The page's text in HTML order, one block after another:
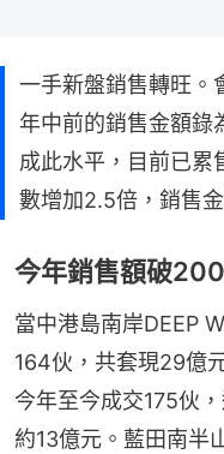
一手新盤銷售轉旺。
年中前的銷售金額錄
成此水平，目前已累
數增加2.5倍，銷售
今年銷售額破
當中港島南岸DEEP
164伙，共套現29億
今年至今成交175伙
約13億元。藍田南半